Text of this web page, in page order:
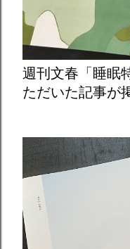
週刊文春「睡眠
ただいた記事が